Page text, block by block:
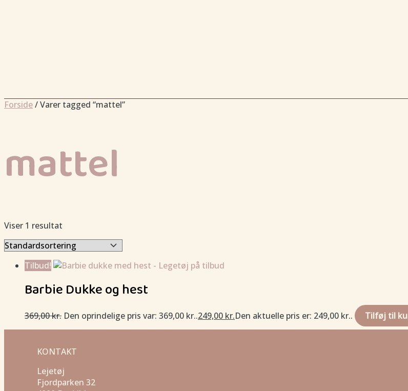
Forside/ Varer tagged “mattel”
mattel
Viser 1 resultat
Tilbud!
Barbie Dukke og hest
369,00kr. Den oprindelige pris var: 369,00 kr..249,00 kr.Den aktuelle pris er: 249,00 kr.. Tilføj til
KONTAKT
Lejetøj
Fjordparken 32